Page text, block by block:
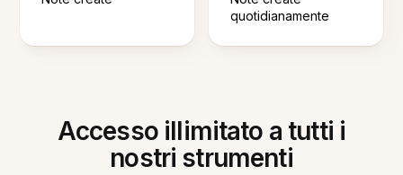
quotidianamente
Accesso illimitato a tutti i
nostri strumenti